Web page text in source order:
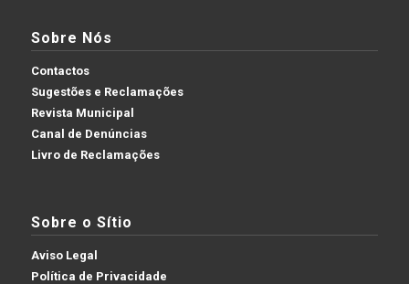
Sobre Nós
Contactos
Sugestões e Reclamações
Revista Municipal
Canal de Denúncias
Livro de Reclamações
Sobre o Sítio
Aviso Legal
Política de Privacidade